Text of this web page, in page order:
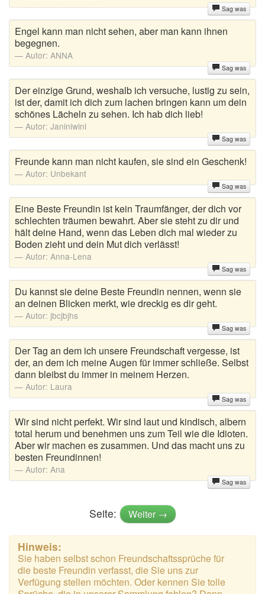
Sag was
Engel kann man nicht sehen, aber man kann ihnen
begegnen.
Autor: ANNA
Sag was
Der einzige Grund, weshalb ich versuche, lustig zu sein,
ist der, damit ich dich zum lachen bringen kann um dein
schönes Lächeln zu sehen. Ich hab dich lieb!
Autor: Janiniwini
Sag was
Freunde kann man nicht kaufen, sie sind ein Geschenk!
Autor: Unbekant
Sag was
Eine Beste Freundin ist kein Traumfänger, der dich vor
schlechten träumen bewahrt. Aber sie steht zu dir und
hält deine Hand, wenn das Leben dich mal wieder zu
Boden zieht und dein Mut dich verlässt!
Autor: Anna-Lena
Sag was
Du kannst sie deine Beste Freundin nennen, wenn sie
an deinen Blicken merkt, wie dreckig es dir geht.
Autor: jbcjbjhs
Sag was
Der Tag an dem ich unsere Freundschaft vergesse, ist
der, an dem ich meine Augen für immer schließe. Selbst
dann bleibst du immer in meinem Herzen.
Autor: Laura
Sag was
Wir sind nicht perfekt. Wir sind laut und kindisch, albern
total herum und benehmen uns zum Teil wie die Idioten.
Aber wir machen es zusammen. Und das macht uns zu
besten Freundinnen!
Autor: Ana
Sag was
Seite: Weiter →
Hinweis:
Sie haben selbst schon Freundschaftssprüche für
die beste Freundin verfasst, die Sie uns zur
Verfügung stellen möchten. Oder kennen Sie tolle